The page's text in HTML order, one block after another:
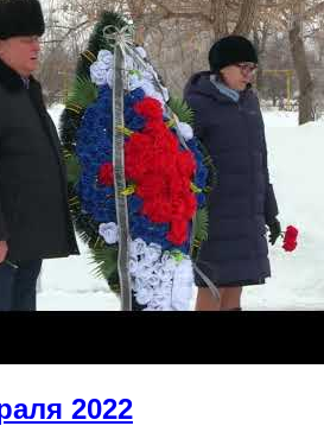
2022